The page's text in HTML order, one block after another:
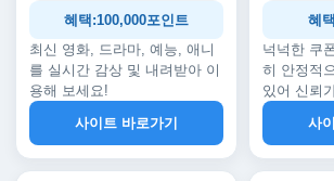
혜택:100,000포인트
최신 영화, 드라마, 예능, 애니
를 실시간 감상 및 내려받아 이
용해 보세요!
사이트 바로가기
혜
넉넉한 쿠
히 안정적
있어 신뢰
사